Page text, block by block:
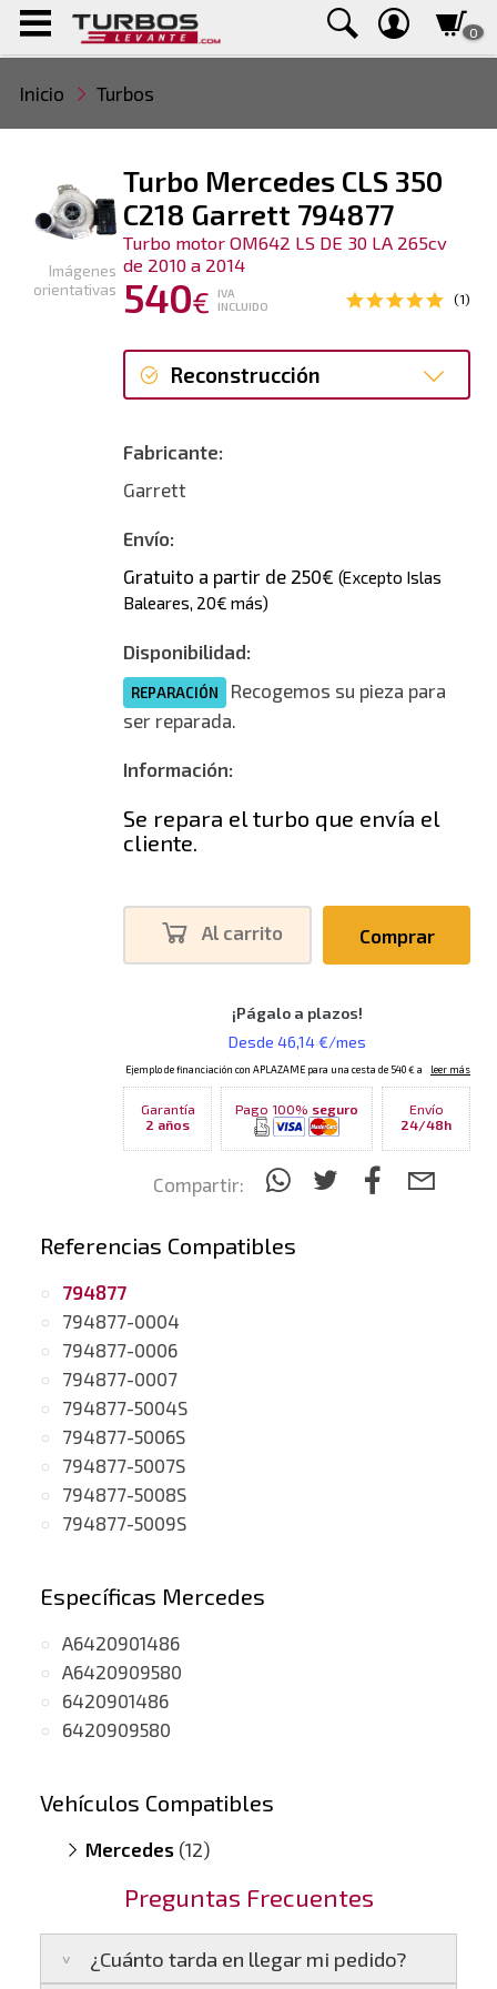
0
Inicio Turbos
Turbo Mercedes CLS 350
C218 Garrett 794877
Turbo motor OM642 LS DE 30 LA 265cv
de 2010 a 2014
540€
IVA
INCLUIDO
(1)
Reconstrucción
Fabricante:
Garrett
Envío:
Gratuito a partir de 250€ (Excepto Islas
Baleares, 20€ más)
Disponibilidad:
REPARACIÓN
Recogemos su pieza para
ser reparada.
Información:
Se repara el turbo que envía el
cliente.
Al carrito Comprar
Garantía
2 años
Pago 100% seguro
Envío
24/48h
Compartir:
Imágenes
orientativas
Referencias Compatibles
794877
794877-0004
794877-0006
794877-0007
794877-5004S
794877-5006S
794877-5007S
794877-5008S
794877-5009S
Específicas Mercedes
A6420901486
A6420909580
6420901486
6420909580
Vehículos Compatibles
Mercedes (12)
C350 S204 (motor OM642 LS DE 30 LA)
C350 W204(motor OM642 LS DE 30 LA)
CLS 350 X218 (motor OM642 LS DE 30 LA)
Preguntas Frecuentes
¿Cuánto tarda en llegar mi pedido?